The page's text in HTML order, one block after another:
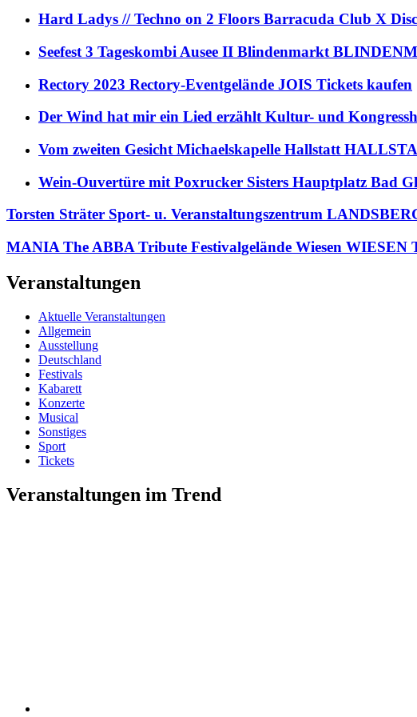
Hard Ladys // Techno on 2 Floors Barracuda Club X
Seefest 3 Tageskombi Ausee II Blindenmarkt
Rectory 2023 Rectory-Eventgelände JOIS Tickets kaufen
Der Wind hat mir ein Lied erzählt Kultur- und
Vom zweiten Gesicht Michaelskapelle Hallstatt
Wein-Ouvertüre mit Poxrucker Sisters Hauptplatz Bad
Torsten Sträter Sport- u. Veranstaltungszentrum
MANIA The ABBA Tribute Festivalgelände Wiesen WIESEN
Veranstaltungen
Aktuelle Veranstaltungen
Allgemein
Ausstellung
Deutschland
Festivals
Kabarett
Konzerte
Musical
Sonstiges
Sport
Tickets
Veranstaltungen im Trend